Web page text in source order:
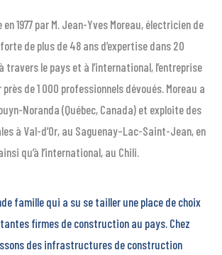
1977 par M. Jean-Yves Moreau, électricien de
de plus de 48 ans d’expertise dans 20
travers le pays et à l’international, l’entreprise
de 1 000 professionnels dévoués. Moreau a
Noranda (Québec, Canada) et exploite des
à Val-d’Or, au Saguenay–Lac-Saint-Jean, en
qu’à l’international, au Chili.
famille qui a su se tailler une place de choix
firmes de construction au pays. Chez
des infrastructures de construction